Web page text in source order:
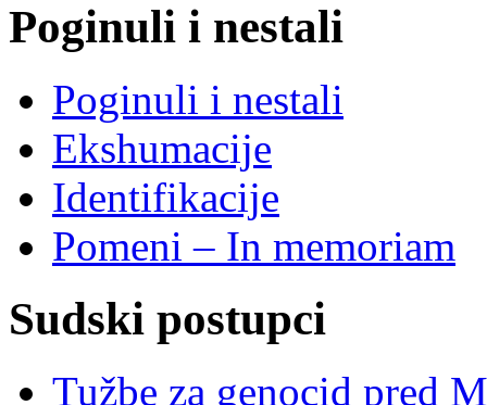
Poginuli i nestali
Poginuli i nestali
Ekshumacije
Identifikacije
Pomeni – In memoriam
Sudski postupci
Tužbe za genocid pred